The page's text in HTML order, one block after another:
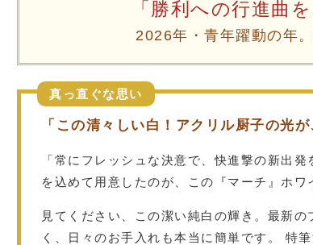
「勝利への行進曲
2026年・青年躍動の年
真っ直ぐな思い
「この清々しい白！アクリル厨子の光
「常にフレッシュな決意で、快進撃の新出
を込めて用意したのが、この『マーチ』ホワ
見てください、この潔い純白の輝き。最新
く、日々のお手入れも本当に簡単です。 特